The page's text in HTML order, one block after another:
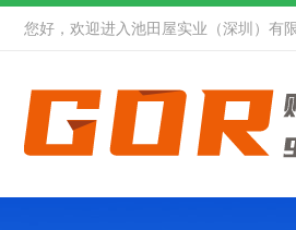
您好，欢迎进入池田屋实业（深圳）有